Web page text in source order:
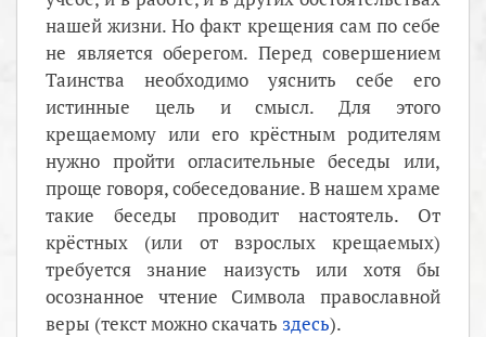
нашей жизни. Но факт крещения сам по себе
не является оберегом. Перед совершением
Таинства необходимо уяснить себе его
истинные цель и смысл. Для этого
крещаемому или его крёстным родителям
нужно пройти огласительные беседы или,
проще говоря, собеседование. В нашем храме
такие беседы проводит настоятель. От
крёстных (или от взрослых крещаемых)
требуется знание наизусть или хотя бы
осознанное чтение Символа православной
веры (текст можно скачать здесь).